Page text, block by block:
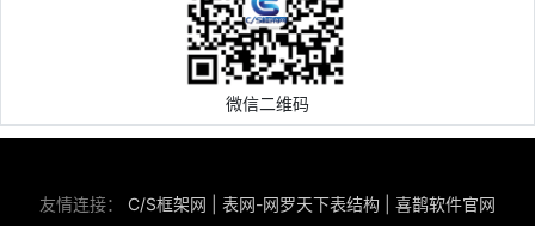
微信二维码
友情连接： C/S框架网 表网-网罗天下表结构
喜鹊软件官网